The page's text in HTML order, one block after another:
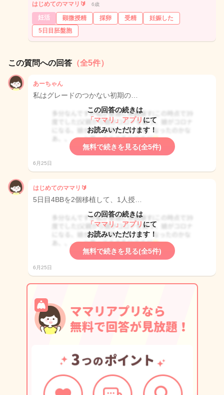
はじめてのママリ🔰 6歳
妊活 顕微授精 採卵 受精
妊娠した
5日目胚盤胞
この質問への回答 （全5件）
あーちゃん
私はグレードのつかない初期の…
この回答の続きは
「ママリ」アプリ にて
お読みいただけます！
無料で続きを見る(全5件)
6月25日
はじめてのママリ🔰
5日目4BBを2個移植して、1人授…
この回答の続きは
「ママリ」アプリ にて
お読みいただけます！
無料で続きを見る(全5件)
6月25日